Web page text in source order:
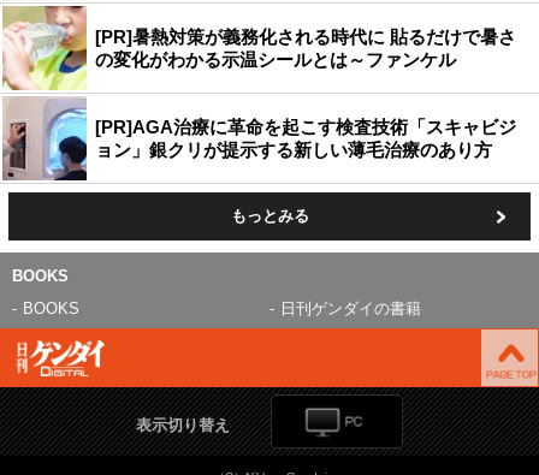
[PR]暑熱対策が義務化される時代に 貼るだけで暑さ
の変化がわかる示温シールとは～ファンケル
[PR]AGA治療に革命を起こす検査技術「スキャビジ
ョン」銀クリが提示する新しい薄毛治療のあり方
もっとみる
BOOKS
BOOKS
日刊ゲンダイの書籍
表示切り替え